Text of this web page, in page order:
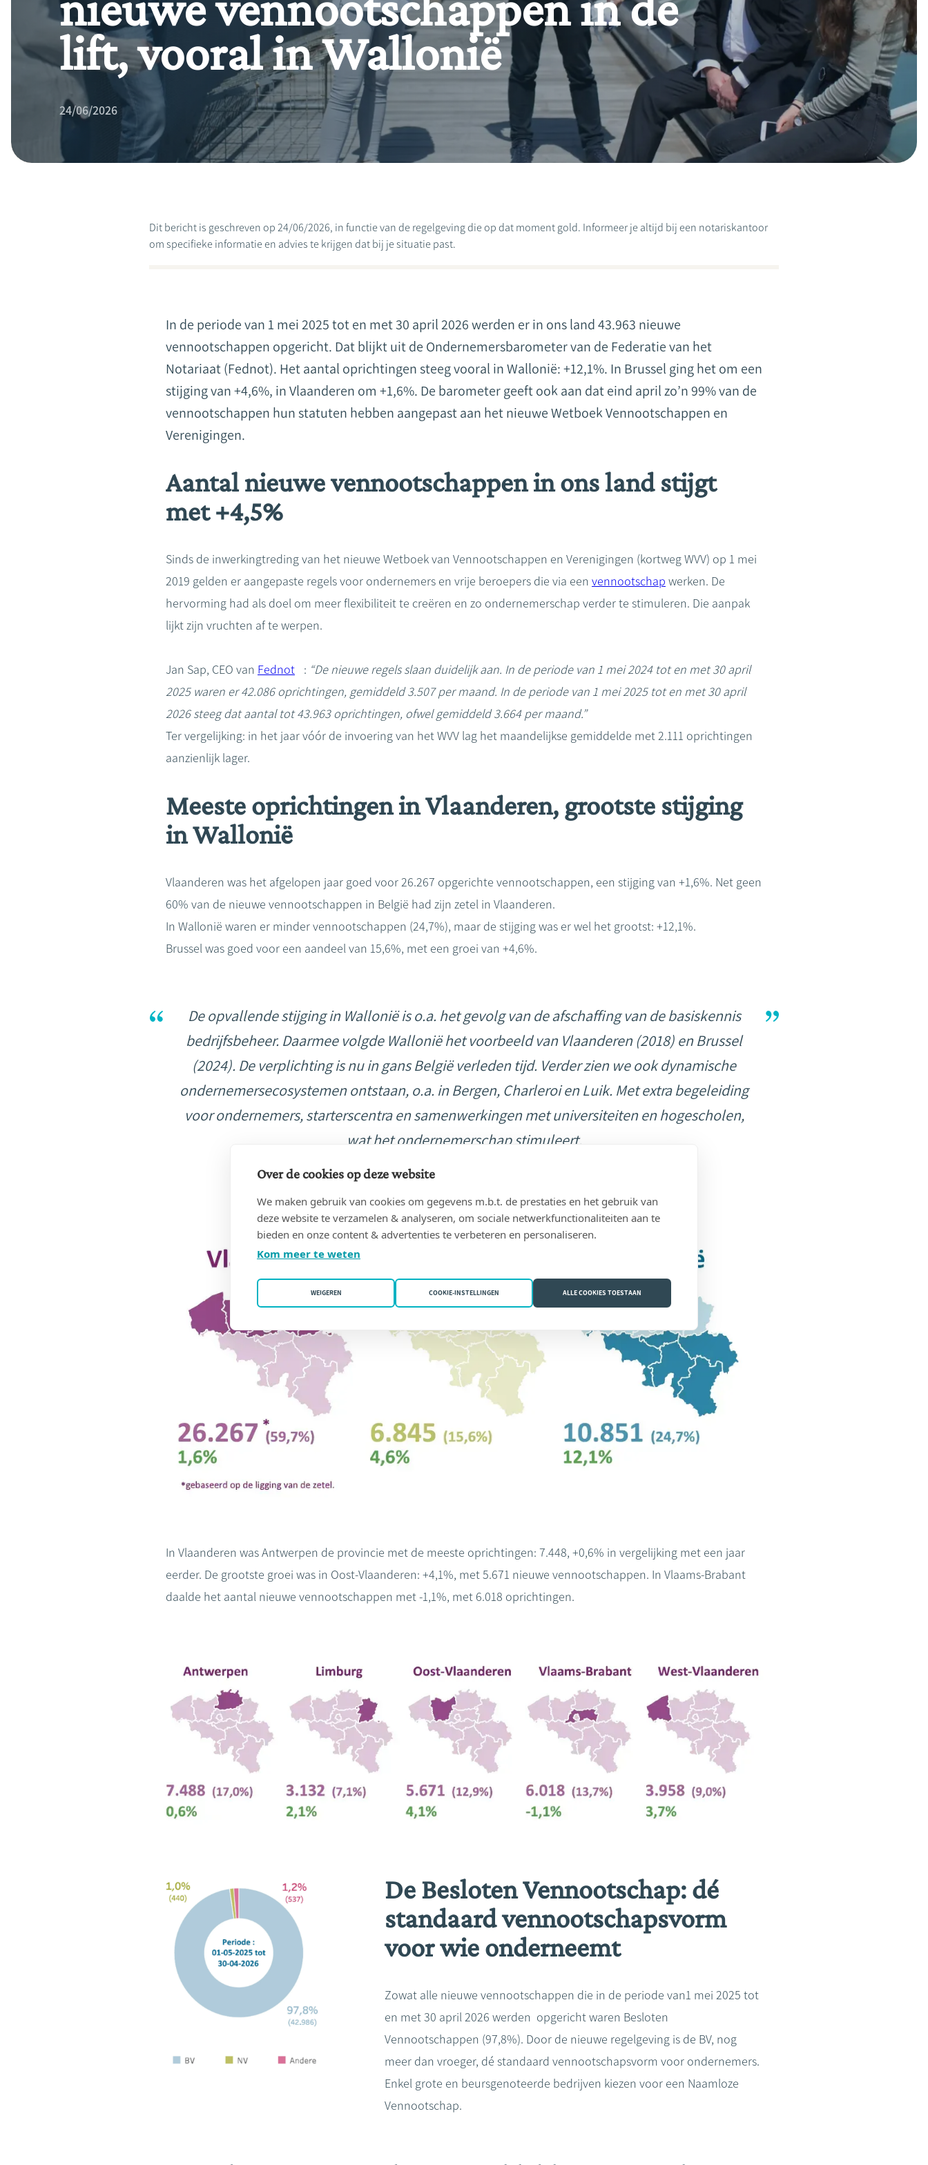
lift, vooral in Wallonië
24/06/2026
Dit bericht is geschreven op 24/06/2026, in functie van de regelgeving die op dat moment gold. Informeer je altijd bij een notariskantoor
om specifieke informatie en advies te krijgen dat bij je situatie past.
In de periode van 1 mei 2025 tot en met 30 april 2026 werden er in ons land 43.963 nieuwe
vennootschappen opgericht. Dat blijkt uit de Ondernemersbarometer van de Federatie van het
Notariaat (Fednot). Het aantal oprichtingen steeg vooral in Wallonië: +12,1%. In Brussel ging het om een
stijging van +4,6%, in Vlaanderen om +1,6%. De barometer geeft ook aan dat eind april zo’n 99% van de
vennootschappen hun statuten hebben aangepast aan het nieuwe Wetboek Vennootschappen en
Verenigingen.
Aantal nieuwe vennootschappen in ons land stijgt
met +4,5%
Sinds de inwerkingtreding van het nieuwe Wetboek van Vennootschappen en Verenigingen (kortweg WVV) op 1 mei
2019 gelden er aangepaste regels voor ondernemers en vrije beroepers die via een vennootschap werken. De
hervorming had als doel om meer flexibiliteit te creëren en zo ondernemerschap verder te stimuleren. Die aanpak
lijkt zijn vruchten af te werpen.
Jan Sap, CEO van Fednot : “De nieuwe regels slaan duidelijk aan. In de periode van 1 mei 2024 tot en met 30 april
2025 waren er 42.086 oprichtingen, gemiddeld 3.507 per maand. In de periode van 1 mei 2025 tot en met 30 april
2026 steeg dat aantal tot 43.963 oprichtingen, ofwel gemiddeld 3.664 per maand.”
Ter vergelijking: in het jaar vóór de invoering van het WVV lag het maandelijkse gemiddelde met 2.111 oprichtingen
aanzienlijk lager.
Meeste oprichtingen in Vlaanderen, grootste stijging
in Wallonië
Vlaanderen was het afgelopen jaar goed voor 26.267 opgerichte vennootschappen, een stijging van +1,6%. Net geen
60% van de nieuwe vennootschappen in België had zijn zetel in Vlaanderen.
In Wallonië waren er minder vennootschappen (24,7%), maar de stijging was er wel het grootst: +12,1%.
Brussel was goed voor een aandeel van 15,6%, met een groei van +4,6%.
De opvallende stijging in Wallonië is o.a. het gevolg van de afschaffing van de basiskennis
bedrijfsbeheer. Daarmee volgde Wallonië het voorbeeld van Vlaanderen (2018) en Brussel
(2024). De verplichting is nu in gans België verleden tijd. Verder zien we ook dynamische
ondernemersecosystemen ontstaan, o.a. in Bergen, Charleroi en Luik. Met extra begeleiding
voor ondernemers, starterscentra en samenwerkingen met universiteiten en hogescholen,
wat het ondernemerschap stimuleert.
Jan Sap, CEO van Fednot
In Vlaanderen was Antwerpen de provincie met de meeste oprichtingen: 7.448, +0,6% in vergelijking met een jaar
eerder. De grootste groei was in Oost-Vlaanderen: +4,1%, met 5.671 nieuwe vennootschappen. In Vlaams-Brabant
daalde het aantal nieuwe vennootschappen met -1,1%, met 6.018 oprichtingen.
De Besloten Vennootschap: dé
standaard vennootschapsvorm
voor wie onderneemt
Zowat alle nieuwe vennootschappen die in de periode van1 mei 2025 tot
en met 30 april 2026 werden opgericht waren Besloten
Vennootschappen (97,8%). Door de nieuwe regelgeving is de BV, nog
meer dan vroeger, dé standaard vennootschapsvorm voor ondernemers.
Enkel grote en beursgenoteerde bedrijven kiezen voor een Naamloze
Vennootschap.
Over de cookies op deze website
We maken gebruik van cookies om gegevens m.b.t. de prestaties en het gebruik van
deze website te verzamelen & analyseren, om sociale netwerkfunctionaliteiten aan te
bieden en onze content & advertenties te verbeteren en personaliseren.
Kom meer te weten
WEIGEREN COOKIE-INSTELLINGEN ALLE COOKIES TOESTAAN